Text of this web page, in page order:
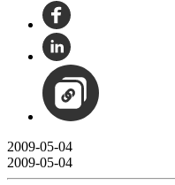
2009-05-04
2009-05-04